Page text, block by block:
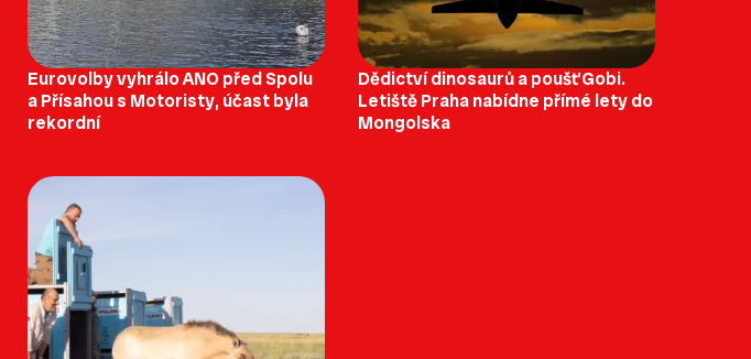
Eurovolby vyhrálo ANO před Spolu
a Přísahou s Motoristy, účast byla
rekordní
Dědictví dinosaurů a poušť Gobi.
Letiště Praha nabídne přímé lety do
Mongolska